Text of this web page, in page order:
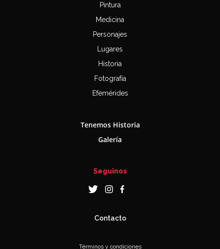
Pintura
Medicina
Personajes
Lugares
Historia
Fotografía
Efemérides
Tenemos Historia
Galería
Seguinos
Contacto
Términos y condiciones